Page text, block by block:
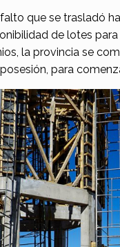
que se trasladó
de lotes
la provincia se
para